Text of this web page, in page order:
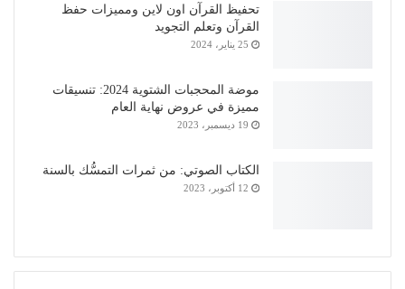
تحفيظ القرآن اون لاين ومميزات حفظ
القرآن وتعلم التجويد
25 يناير، 2024
موضة المحجبات الشتوية 2024: تنسيقات
مميزة في عروض نهاية العام
19 ديسمبر، 2023
الكتاب الصوتي: من ثمرات التمسُّك بالسنة
12 أكتوبر، 2023